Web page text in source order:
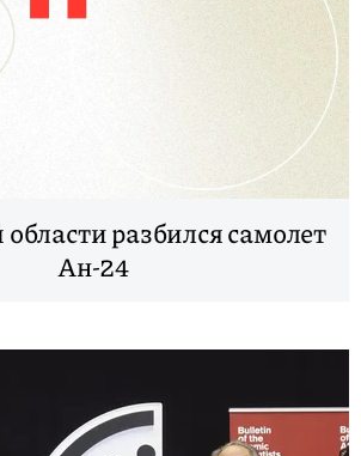
разбился самолет
Ан-24